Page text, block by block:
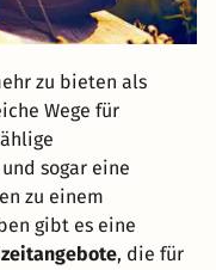
zu bieten als
Wege für
und sogar eine
zu einem
gibt es eine
, die für